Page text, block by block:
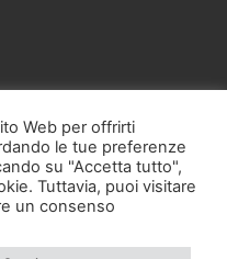
Web per offrirti
le tue preferenze
su "Accetta tutto",
Tuttavia, puoi visitare
un consenso